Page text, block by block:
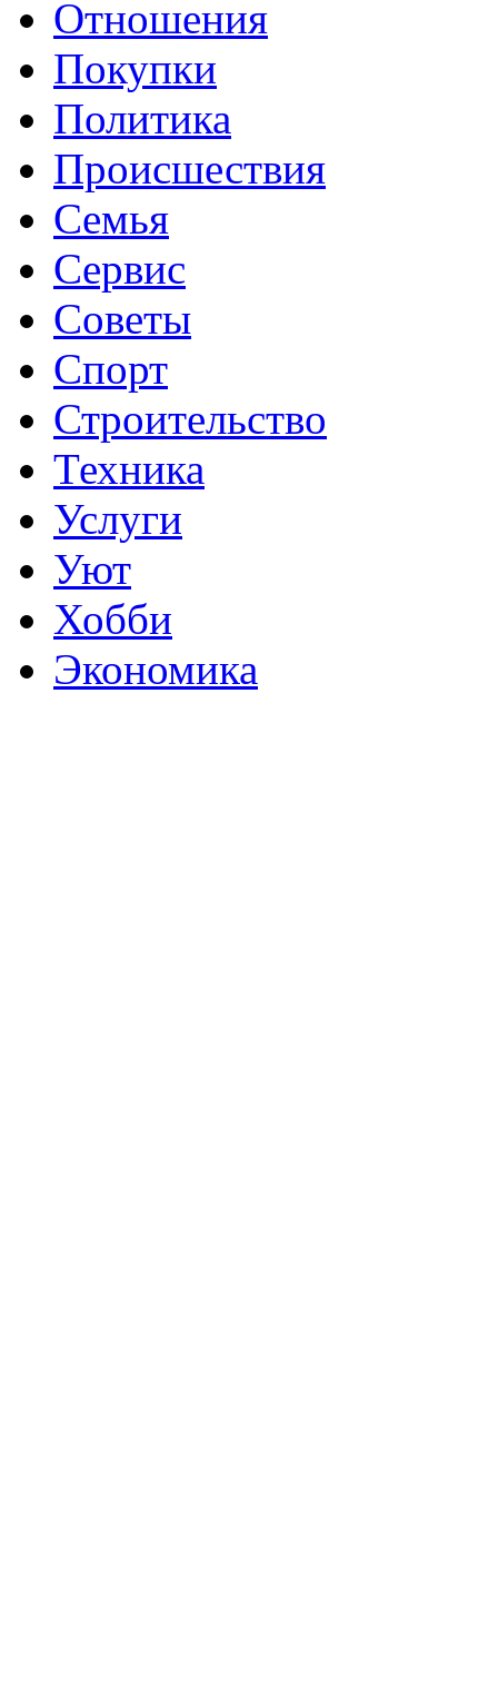
Отношения
Покупки
Политика
Происшествия
Семья
Сервис
Советы
Спорт
Строительство
Техника
Услуги
Уют
Хобби
Экономика